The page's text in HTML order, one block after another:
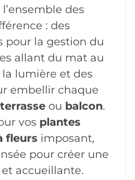
des
: des
pour la gestion du
allant du mat au
lumière et des
embellir chaque
ou balcon.
vos plantes
fleurs imposant,
pour créer une
accueillante.